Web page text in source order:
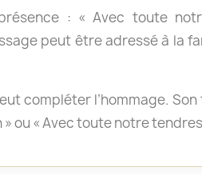
: « Avec toute
peut être adressé à la
compléter l’hommage.
ou « Avec toute notre